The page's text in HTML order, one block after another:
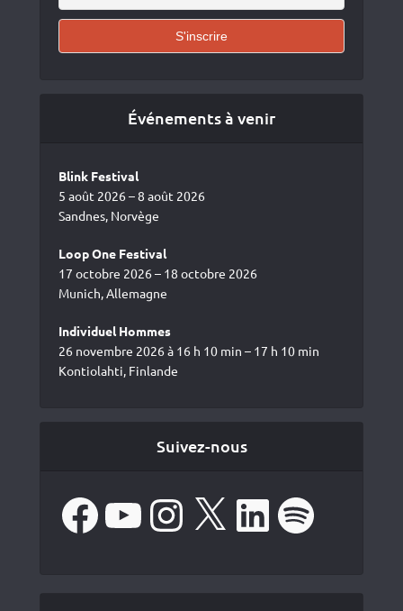
Événements à venir
Blink Festival
5 août 2026 – 8 août 2026
Sandnes, Norvège
Loop One Festival
17 octobre 2026 – 18 octobre 2026
Munich, Allemagne
Individuel Hommes
26 novembre 2026 à 16 h 10 min – 17 h 10 min
Kontiolahti, Finlande
Suivez-nous
Facebook Instagram LinkedIn Spotify